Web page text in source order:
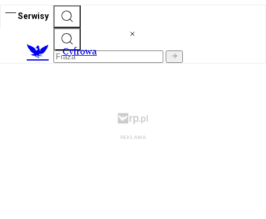
Serwisy
Cyfrowa